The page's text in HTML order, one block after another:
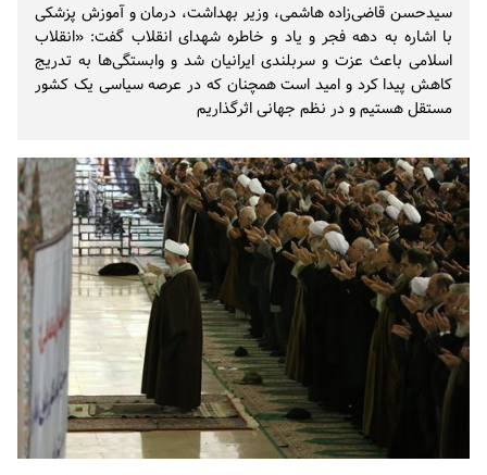
سیدحسن قاضی‌زاده هاشمی، وزیر بهداشت، درمان و آموزش پزشکی
با اشاره به دهه فجر و یاد و خاطره شهدای انقلاب گفت: «انقلاب
اسلامی باعث عزت و سربلندی ایرانیان شد و وابستگی‌ها به تدریج
کاهش پیدا کرد و امید است همچنان که در عرصه سیاسی یک کشور
مستقل هستیم و در نظم جهانی اثرگذاریم